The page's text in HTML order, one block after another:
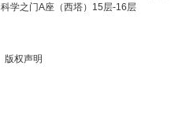
科学之门A座（西塔）15层-16层
版权声明